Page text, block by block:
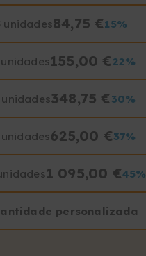
unidades84,75 €15%
unidades155,00 € 22%
unidades348,75 € 30%
unidades625,00 €37%
1 095,00 €45%
personalizada